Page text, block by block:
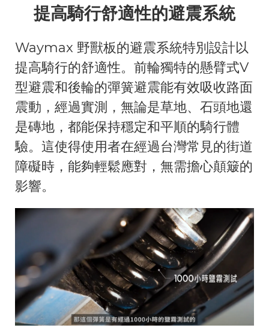
提高騎行舒適性的避震系統
Waymax 野獸板的避震系統特別設計以
提高騎行的舒適性。前輪獨特的懸臂式V
型避震和後輪的彈簧避震能有效吸收路面
震動，經過實測，無論是草地、石頭地還
是磚地，都能保持穩定和平順的騎行體
驗。這使得使用者在經過台灣常見的街道
障礙時，能夠輕鬆應對，無需擔心顛簸的
影響。